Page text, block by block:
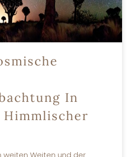
In
Himmlischer
weiten Weiten und der